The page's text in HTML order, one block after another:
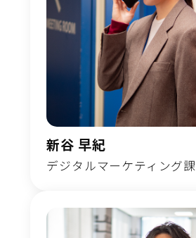
新谷 早紀
デジタルマーケティング課